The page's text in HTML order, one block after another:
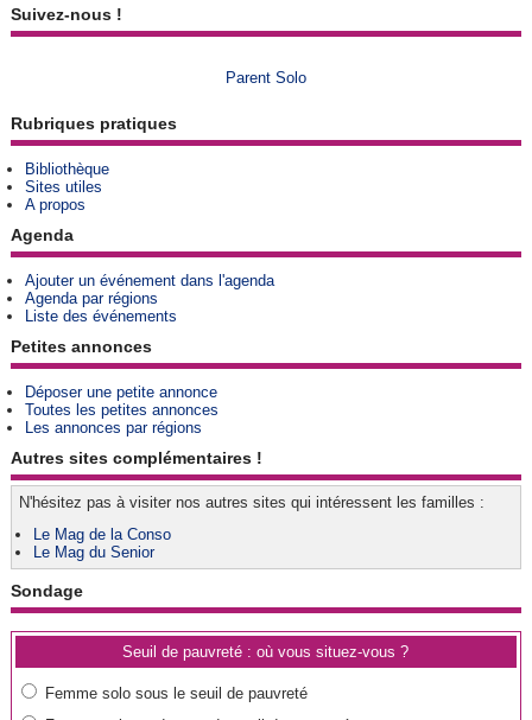
Suivez-nous !
Parent Solo
Rubriques pratiques
Bibliothèque
Sites utiles
A propos
Agenda
Ajouter un événement dans l'agenda
Agenda par régions
Liste des événements
Petites annonces
Déposer une petite annonce
Toutes les petites annonces
Les annonces par régions
Autres sites complémentaires !
N'hésitez pas à visiter nos autres sites qui intéressent les familles :
Le Mag de la Conso
Le Mag du Senior
Sondage
Seuil de pauvreté : où vous situez-vous ?
Femme solo sous le seuil de pauvreté